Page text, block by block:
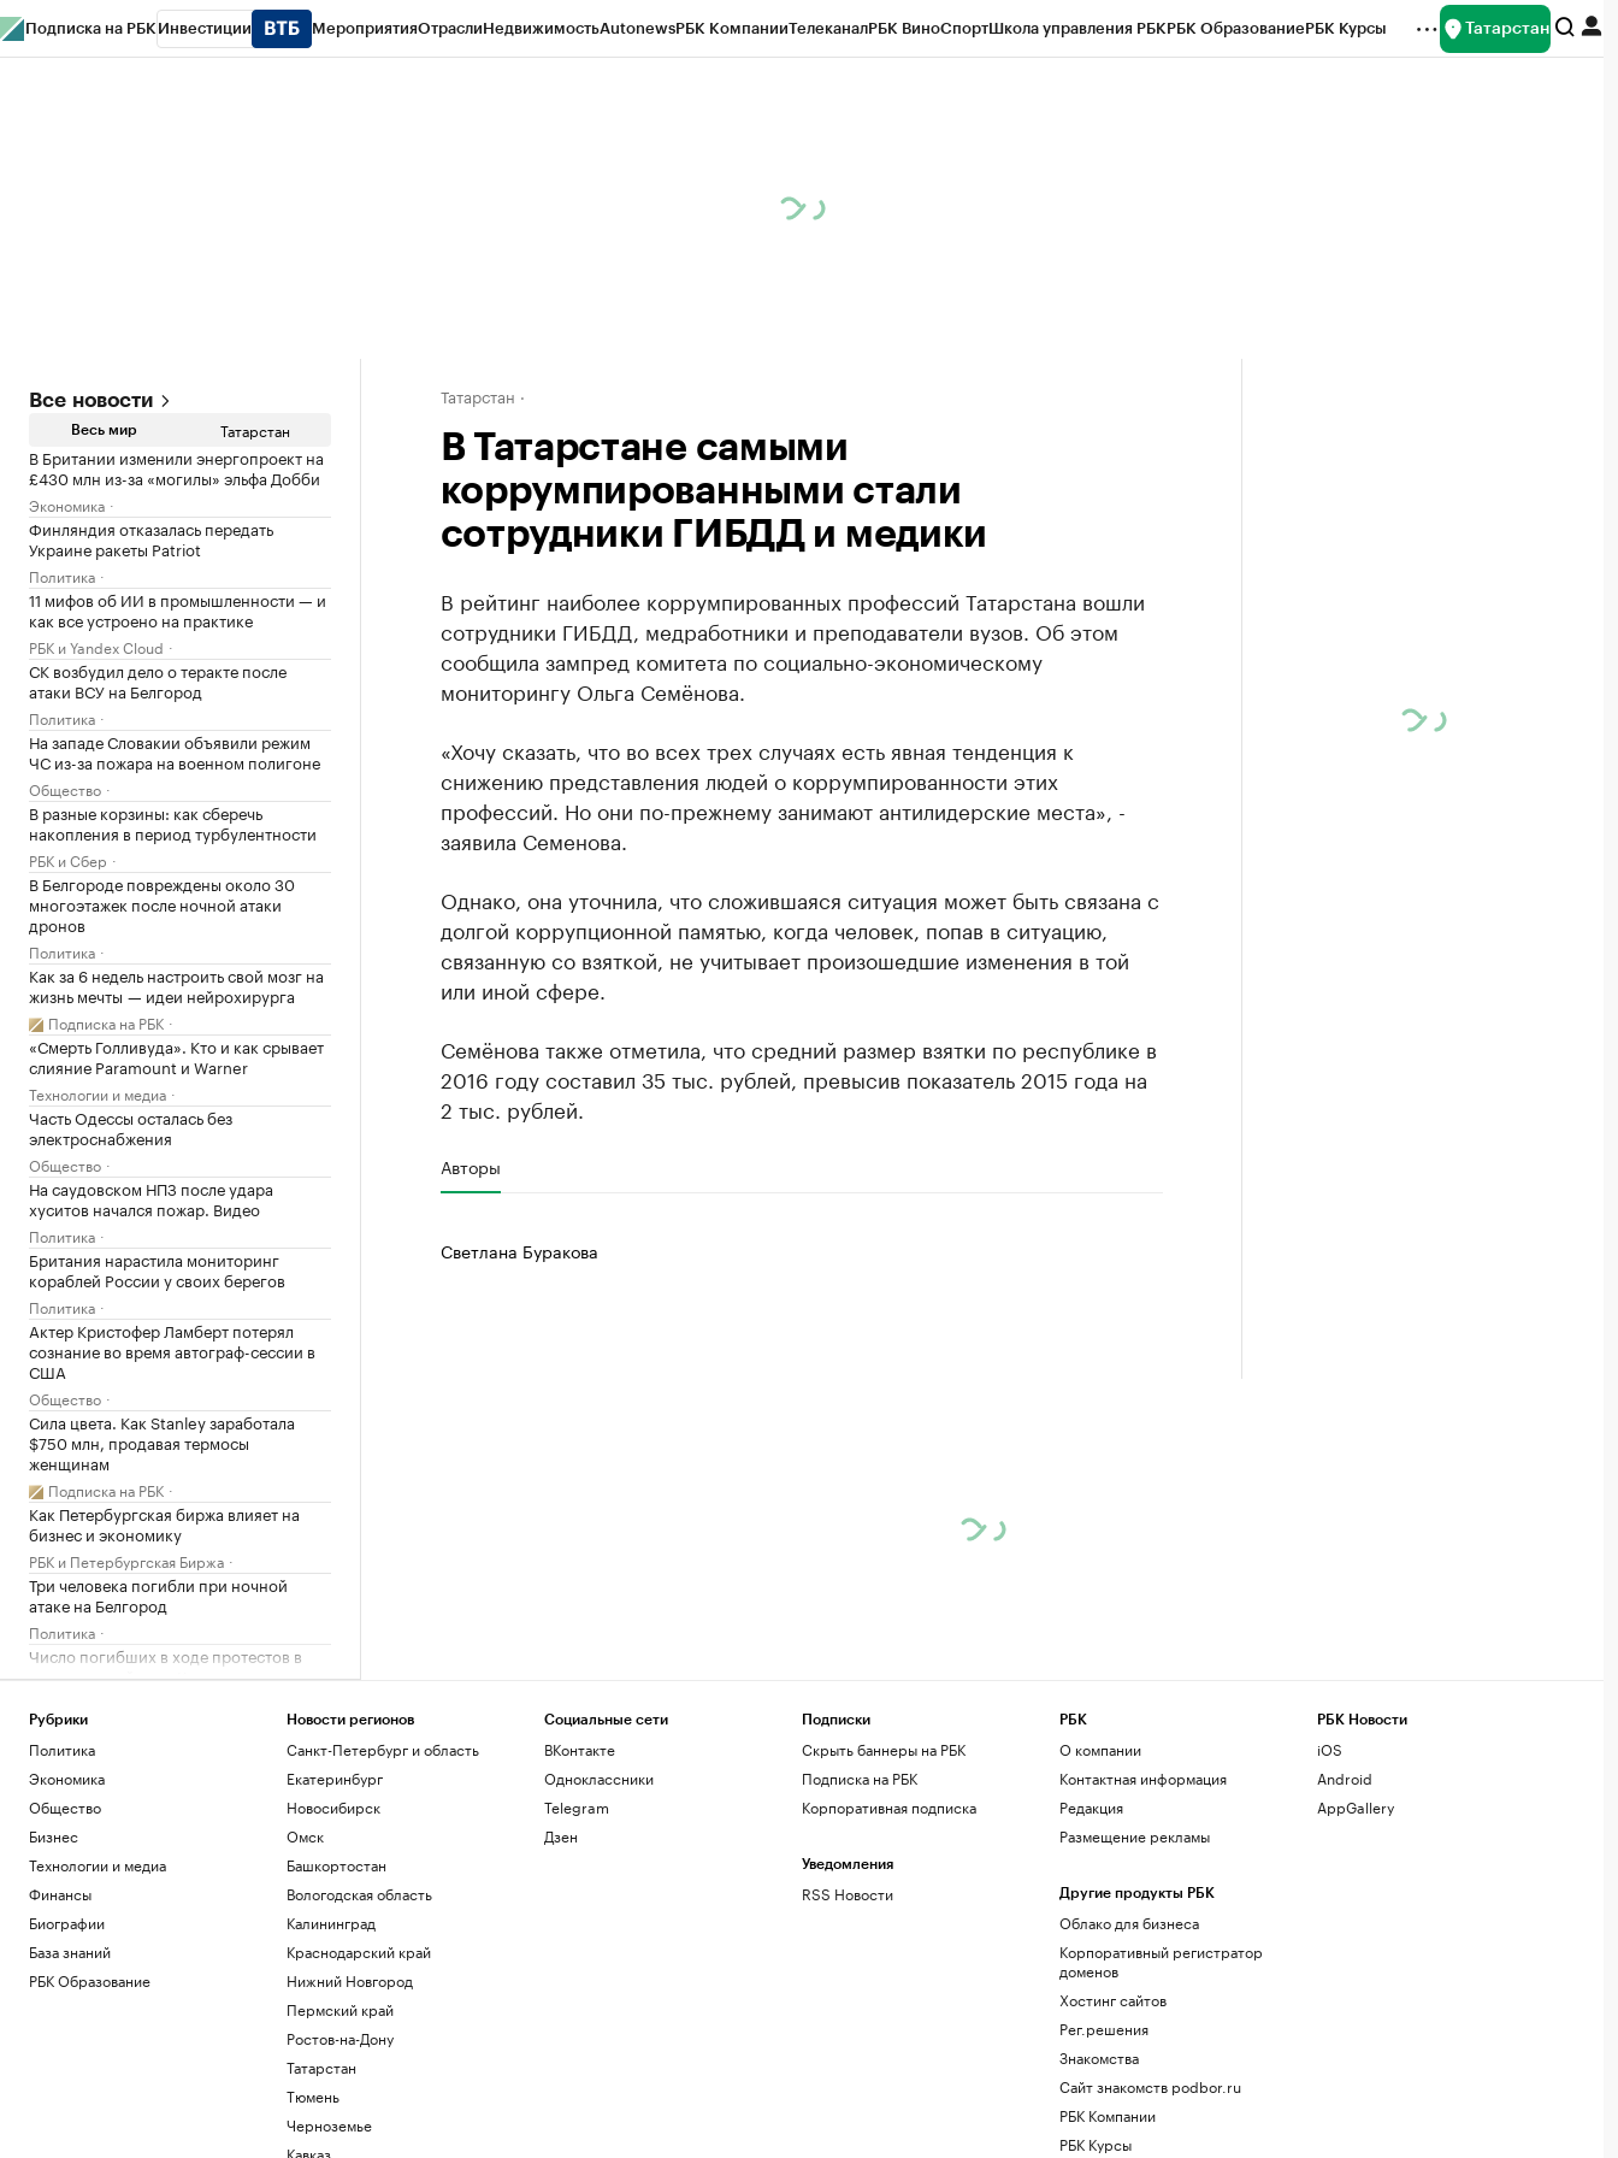
Подписка на РБК Инвестиции МероприятияОтраслиНедвижимостьAutonewsРБК КомпанииТелеканалРБК ВиноСпортШкола управления РБКРБК ОбразованиеРБК Курсы Татарстан
Все новости
Весь мир Татарстан
В Британии изменили энергопроект на
£430 млн из-за «могилы» эльфа Добби
Экономика
Финляндия отказалась передать
Украине ракеты Patriot
Политика
11 мифов об ИИ в промышленности — и
как все устроено на практике
РБК и Yandex Cloud
СК возбудил дело о теракте после
атаки ВСУ на Белгород
Политика
На западе Словакии объявили режим
ЧС из-за пожара на военном полигоне
Общество
В разные корзины: как сберечь
накопления в период турбулентности
РБК и Сбер
В Белгороде повреждены около 30
многоэтажек после ночной атаки
дронов
Политика
Как за 6 недель настроить свой мозг на
жизнь мечты — идеи нейрохирурга
Подписка на РБК
«Смерть Голливуда». Кто и как срывает
слияние Paramount и Warner
Технологии и медиа
Часть Одессы осталась без
электроснабжения
Общество
На саудовском НПЗ после удара
хуситов начался пожар. Видео
Политика
Британия нарастила мониторинг
кораблей России у своих берегов
Политика
Актер Кристофер Ламберт потерял
сознание во время автограф-сессии в
США
Общество
Сила цвета. Как Stanley заработала
$750 млн, продавая термосы
женщинам
Подписка на РБК
Как Петербургская биржа влияет на
бизнес и экономику
РБК и Петербургская Биржа
Три человека погибли при ночной
атаке на Белгород
Политика
Число погибших в ходе протестов в
пакистанской зоне Кашмира достигло
Политика
Хуситы атаковали беспилотником НПЗ
В Татарстане и Башкортостане утром
сбили 12 беспилотников
Татарстан
Как внуки влияют на здоровье бабушек
Общество
Загрузить еще
Татарстан
В Татарстане самыми
коррумпированными стали
сотрудники ГИБДД и медики
В рейтинг наиболее коррумпированных профессий Татарстана вошли
сотрудники ГИБДД, медработники и преподаватели вузов. Об этом
сообщила зампред комитета по социально-экономическому
мониторингу Ольга Семёнова.
«Хочу сказать, что во всех трех случаях есть явная тенденция к
снижению представления людей о коррумпированности этих
профессий. Но они по-прежнему занимают антилидерские места», -
заявила Семенова.
Однако, она уточнила, что сложившаяся ситуация может быть связана с
долгой коррупционной памятью, когда человек, попав в ситуацию,
связанную со взяткой, не учитывает произошедшие изменения в той
или иной сфере.
Семёнова также отметила, что средний размер взятки по республике в
2016 году составил 35 тыс. рублей, превысив показатель 2015 года на
2 тыс. рублей.
Авторы
Светлана Буракова
Рубрики
Политика
Экономика
Общество
Бизнес
Технологии и медиа
Финансы
Биографии
База знаний
РБК Образование
Новости регионов
Санкт-Петербург и область
Екатеринбург
Новосибирск
Омск
Башкортостан
Вологодская область
Калининград
Краснодарский край
Нижний Новгород
Пермский край
Ростов-на-Дону
Татарстан
Тюмень
Черноземье
Кавказ
Социальные сети
ВКонтакте
Одноклассники
Telegram
Дзен
Подписки
Скрыть баннеры на РБК
Подписка на РБК
Корпоративная подписка
Уведомления
RSS Новости
РБК
О компании
Контактная информация
Редакция
Размещение рекламы
Другие продукты РБК
Облако для бизнеса
Корпоративный регистратор
доменов
Хостинг сайтов
Рег.решения
Знакомства
Сайт знакомств podbor.ru
РБК Компании
РБК Курсы
РБК Новости
iOS
Android
AppGallery